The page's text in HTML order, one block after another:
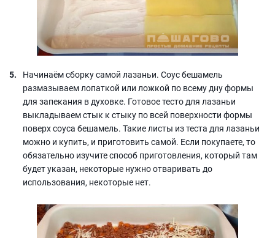
Начинаём сборку самой лазаньи. Соус бешамель
размазываем лопаткой или ложкой по всему дну формы
для запекания в духовке. Готовое тесто для лазаньи
выкладываем стык к стыку по всей поверхности формы
поверх соуса бешамель. Такие листы из теста для лазаньи
можно и купить, и приготовить самой. Если покупаете, то
обязательно изучите способ приготовления, который там
будет указан, некоторые нужно отваривать до
использования, некоторые нет.